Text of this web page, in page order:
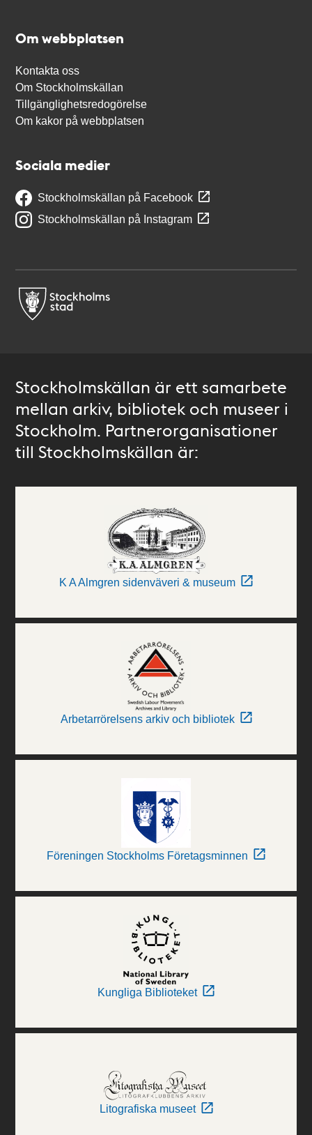
Om webbplatsen
Kontakta oss
Om Stockholmskällan
Tillgänglighetsredogörelse
Om kakor på webbplatsen
Sociala medier
Stockholmskällan på Facebook
Stockholmskällan på Instagram
Stockholmskällan är ett samarbete
mellan arkiv, bibliotek och museer i
Stockholm. Partnerorganisationer
till Stockholmskällan är:
K A Almgren sidenväveri & museum
Arbetarrörelsens arkiv och bibliotek
Föreningen Stockholms Företagsminnen
Kungliga Biblioteket
Litografiska museet